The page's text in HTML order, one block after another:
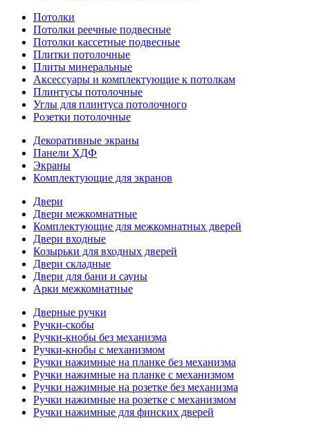
Потолки
Потолки реечные подвесные
Потолки кассетные подвесные
Плитки потолочные
Плиты минеральные
Аксессуары и комплектующие к потолкам
Плинтусы потолочные
Углы для плинтуса потолочного
Розетки потолочные
Декоративные экраны
Панели ХДФ
Экраны
Комплектующие для экранов
Двери
Двери межкомнатные
Комплектующие для межкомнатных дверей
Двери входные
Козырьки для входных дверей
Двери складные
Двери для бани и сауны
Арки межкомнатные
Дверные ручки
Ручки-скобы
Ручки-кнобы без механизма
Ручки-кнобы с механизмом
Ручки нажимные на планке без механизма
Ручки нажимные на планке с механизмом
Ручки нажимные на розетке без механизма
Ручки нажимные на розетке с механизмом
Ручки нажимные для финских дверей